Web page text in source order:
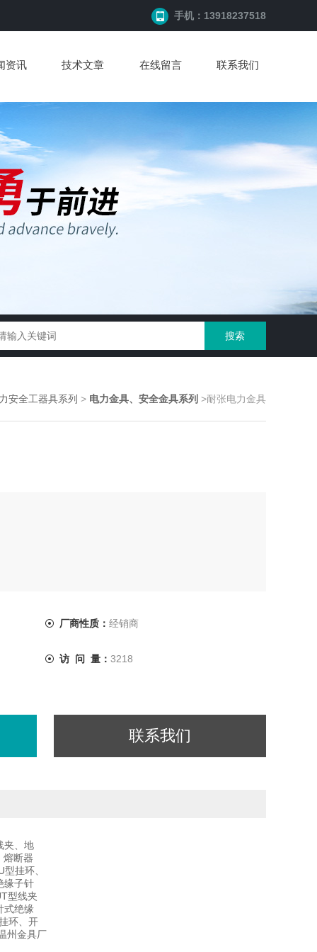
手机：13918237518
资讯 技术文章 在线留言 联系我们
安全工器具系列 > 电力金具、安全金具系列 >耐张电力金具
厂商性质： 经销商
访 问 量： 3218
联系我们
夹、地
熔断器
挂环、
缘子针
型线夹
式绝缘
环、开
州金具厂